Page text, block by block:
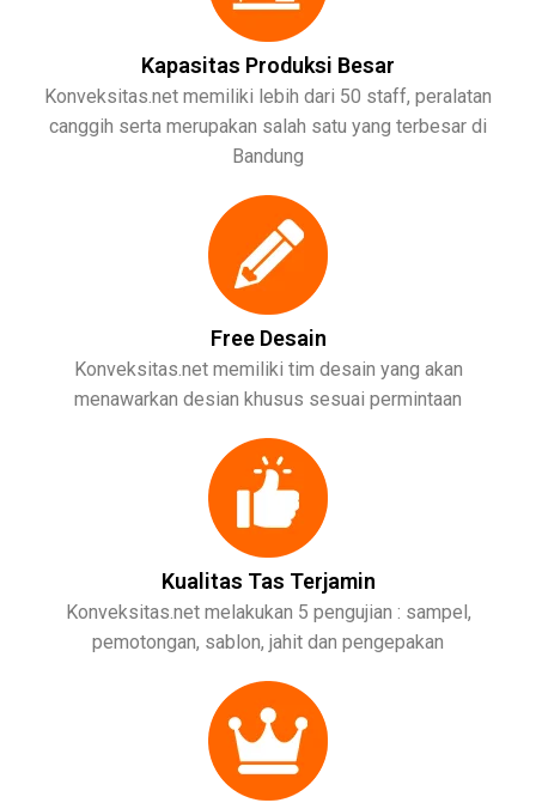
Kapasitas Produksi Besar
Konveksitas.net memiliki lebih dari 50 staff, peralatan
canggih serta merupakan salah satu yang terbesar di
Bandung
Free Desain
Konveksitas.net memiliki tim desain yang akan
menawarkan desian khusus sesuai permintaan
Kualitas Tas Terjamin
Konveksitas.net melakukan 5 pengujian : sampel,
pemotongan, sablon, jahit dan pengepakan